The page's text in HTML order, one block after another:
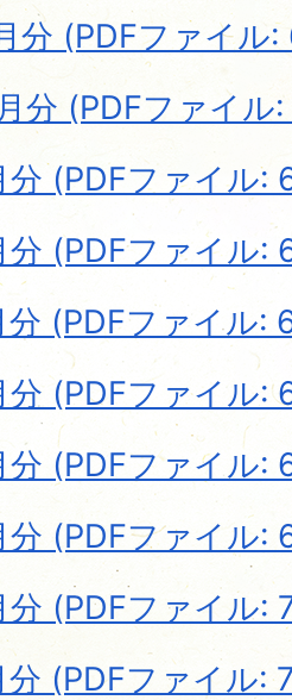
分 (PDFファイル:
分 (PDFファイル
(PDFファイル:
(PDFファイル:
(PDFファイル:
(PDFファイル:
(PDFファイル:
分 (PDFファイル:
(PDFファイル:
(PDFファイル: